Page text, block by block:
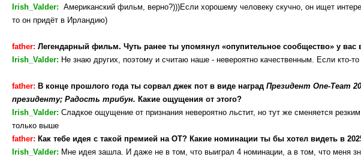
Irish_Valder: Американский фильм, верно?)))Если хорошему человеку скучно, он ищет
то он придёт в Ирландию)
father: Легендарный фильм. Чуть ранее ты упомянул «опупительное сообщество» у вас
Irish_Valder: Не знаю других, поэтому и считаю наше - невероятно качественным. Если кто-то
father: В конце прошлого года ты сорвал джек пот в виде наград Президент One-Team
президенту; Радость трибун. Какие ощущения от этого?
Irish_Valder: Сладкое ощущение от признания невероятно льстит, но тут же сменяется
только выше
father: Как тебе идея с такой премией на ОТ? Какие номинации ты бы хотел видеть в
Irish_Valder: Мне идея зашла. И даже не в том, что выиграл 4 номинации, а в том, что меня